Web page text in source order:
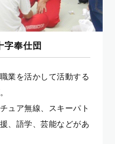
字奉仕団
業を活かして活動する
ュア無線、スキーパト
、語学、芸能などがあ